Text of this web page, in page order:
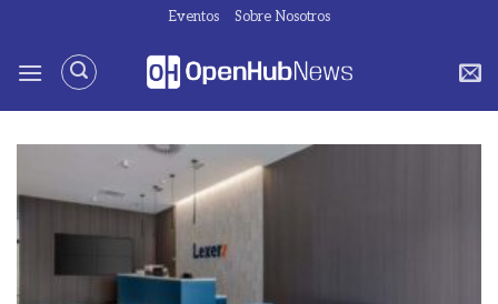
contenido
Eventos Sobre Nosotros